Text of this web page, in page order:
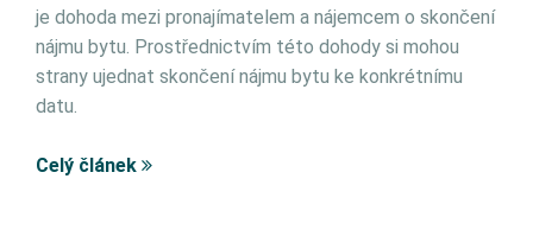
je dohoda mezi pronajímatelem a nájemcem o skončení
nájmu bytu. Prostřednictvím této dohody si mohou
strany ujednat skončení nájmu bytu ke konkrétnímu
datu.
Celý článek